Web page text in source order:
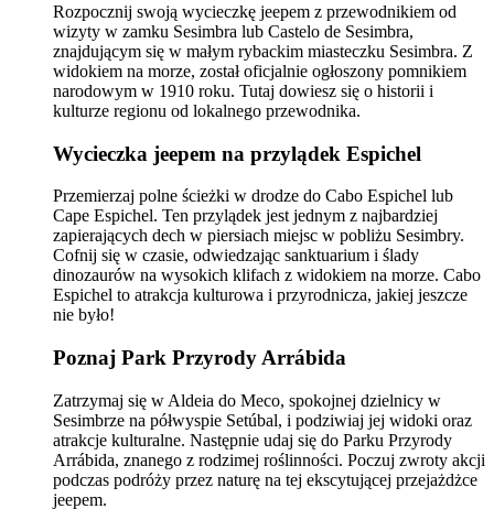
Rozpocznij swoją wycieczkę jeepem z przewodnikiem od
wizyty w zamku Sesimbra lub Castelo de Sesimbra,
znajdującym się w małym rybackim miasteczku Sesimbra. Z
widokiem na morze, został oficjalnie ogłoszony pomnikiem
narodowym w 1910 roku. Tutaj dowiesz się o historii i
kulturze regionu od lokalnego przewodnika.
Wycieczka jeepem na przylądek Espichel
Przemierzaj polne ścieżki w drodze do Cabo Espichel lub
Cape Espichel. Ten przylądek jest jednym z najbardziej
zapierających dech w piersiach miejsc w pobliżu Sesimbry.
Cofnij się w czasie, odwiedzając sanktuarium i ślady
dinozaurów na wysokich klifach z widokiem na morze. Cabo
Espichel to atrakcja kulturowa i przyrodnicza, jakiej jeszcze
nie było!
Poznaj Park Przyrody Arrábida
Zatrzymaj się w Aldeia do Meco, spokojnej dzielnicy w
Sesimbrze na półwyspie Setúbal, i podziwiaj jej widoki oraz
atrakcje kulturalne. Następnie udaj się do Parku Przyrody
Arrábida, znanego z rodzimej roślinności. Poczuj zwroty akcji
podczas podróży przez naturę na tej ekscytującej przejażdżce
jeepem.